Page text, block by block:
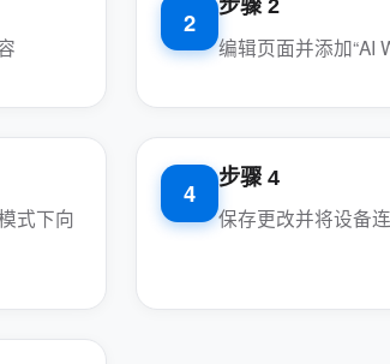
2 步骤 2
编辑页面并添加“AI
式下向
4 步骤 4
保存更改并将设备